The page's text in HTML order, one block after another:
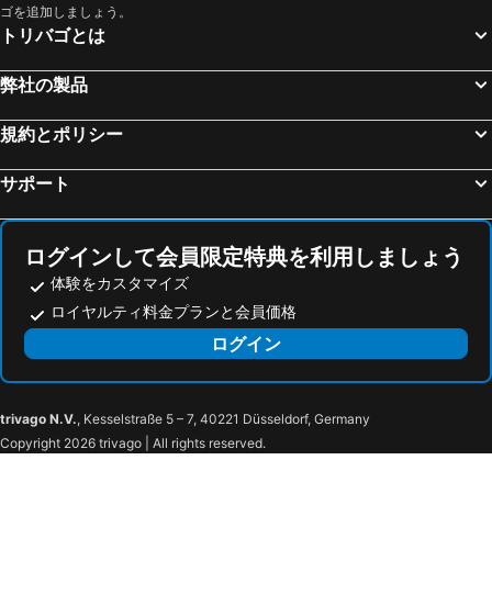
ゴを追加しましょう。
トリバゴとは
弊社の製品
規約とポリシー
サポート
ログインして会員限定特典を利用しましょう
体験をカスタマイズ
ロイヤルティ料金プランと会員価格
ログイン
trivago N.V., Kesselstraße 5 – 7, 40221 Düsseldorf, Germany
Copyright 2026 trivago | All rights reserved.